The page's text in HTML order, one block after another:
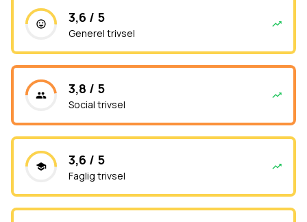
3,6 / 5
Generel trivsel
3,8 / 5
Social trivsel
3,6 / 5
Faglig trivsel